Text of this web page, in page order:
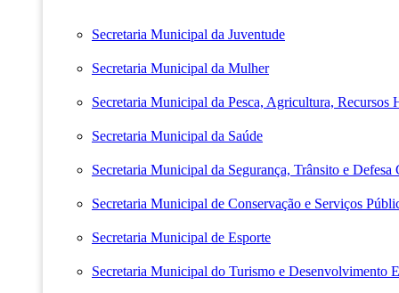
Secretaria Municipal da Juventude
Secretaria Municipal da Mulher
Secretaria Municipal da Pesca, Agricultura, Recursos
Secretaria Municipal da Saúde
Secretaria Municipal da Segurança, Trânsito e Defesa
Secretaria Municipal de Conservação e Serviços
Secretaria Municipal de Esporte
Secretaria Municipal do Turismo e Desenvolvimento